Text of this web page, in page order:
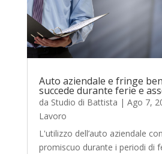
Auto aziendale e fringe
succede durante ferie e
da Studio di Battista | Ago 7,
Lavoro
L'utilizzo dell’auto aziendale
promiscuo durante i periodi di